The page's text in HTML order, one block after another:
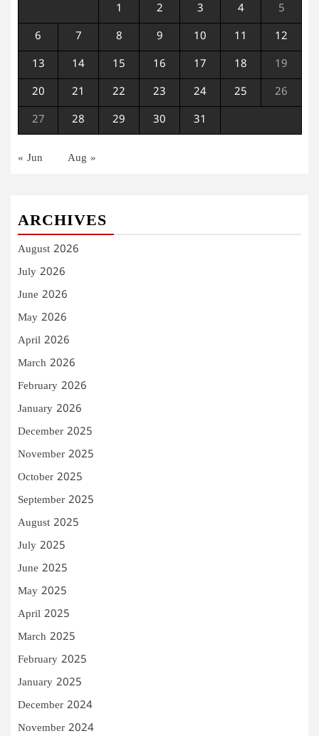
1 2 3 4 5
6 7 8 9 10 11 12
13 14 15 16 17 18 19
20 21 22 23 24 25 26
27 28 29 30 31
« Jun Aug »
ARCHIVES
August 2026
July 2026
June 2026
May 2026
April 2026
March 2026
February 2026
January 2026
December 2025
November 2025
October 2025
September 2025
August 2025
July 2025
June 2025
May 2025
April 2025
March 2025
February 2025
January 2025
December 2024
November 2024